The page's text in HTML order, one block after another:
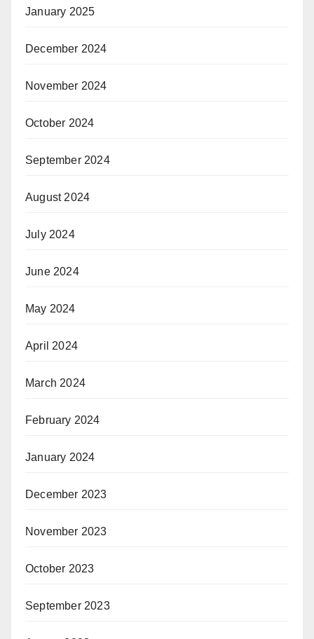
January 2025
December 2024
November 2024
October 2024
September 2024
August 2024
July 2024
June 2024
May 2024
April 2024
March 2024
February 2024
January 2024
December 2023
November 2023
October 2023
September 2023